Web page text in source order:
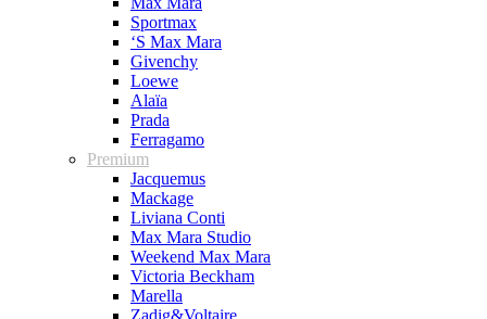
Sportmax
‘S Max Mara
Givenchy
Loewe
Alaïa
Prada
Ferragamo
Premium
Jacquemus
Mackage
Liviana Conti
Max Mara Studio
Weekend Max Mara
Victoria Beckham
Marella
Zadig&Voltaire